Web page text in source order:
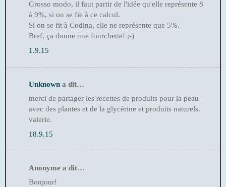
Grosso modo, il faut partir de l'idée qu'elle représente 8
à 9%, si on se fie à ce calcul.
Si on se fit à Codina, elle ne représente que 5%.
Bref, ça donne une fourchette! ;-)
1.9.15
Unknown a dit…
merci de partager les recettes de produits pour la peau
avec des plantes et de la glycérine et produits naturels.
valerie.
18.9.15
Anonyme a dit…
Bonjour!